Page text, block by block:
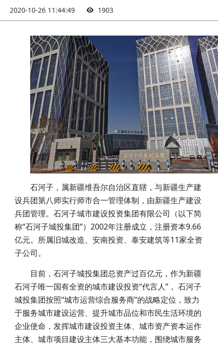
2020-10-26 11:44:49 1903
石河子，属新疆维吾尔自治区直辖，与新疆生产建
设兵团第八师实行师市合一管理体制，由新疆生产建设
兵团管理。石河子城市建设投资集团有限公司（以下简
称“石河子城投集团”）2002年注册成立，注册资本9.66
亿元。所属旧城改造、安南投资、泰安建筑等11家全资
子公司。
目前，石河子城投集团总资产过百亿元，作为新疆
石河子唯一国有全资的城市建设投资“代言人”， 石河子
城投集团按照“城市运营综合服务商”的战略定位，致力
于服务城市建设运营、提升城市品位和市民生活环境的
企业使命，发挥城市建设投资主体、城市资产资本运作
主体、城市项目建设主体三大基本功能，围绕城市服务